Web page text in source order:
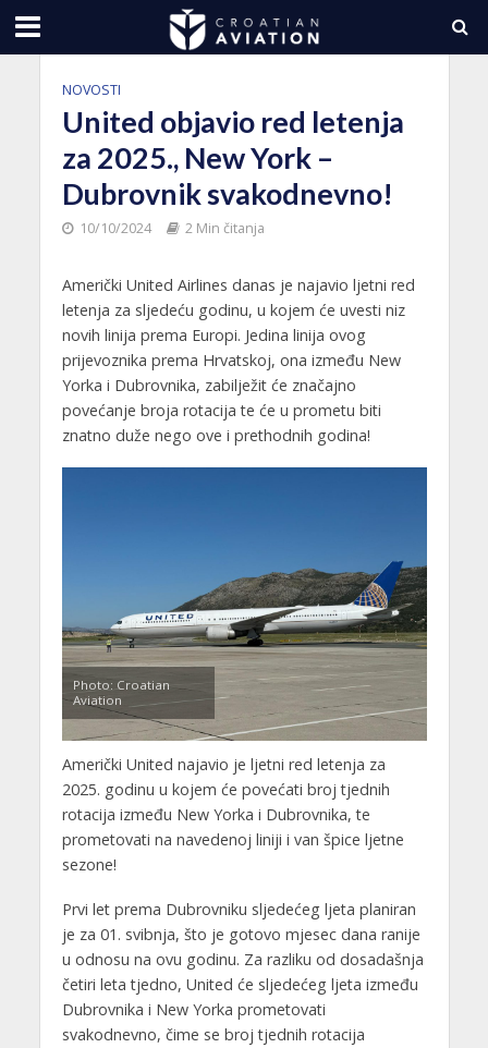
NOVOSTI
United objavio red letenja
za 2025., New York –
Dubrovnik svakodnevno!
10/10/2024 2 Min čitanja
Američki United Airlines danas je najavio ljetni red
letenja za sljedeću godinu, u kojem će uvesti niz
novih linija prema Europi. Jedina linija ovog
prijevoznika prema Hrvatskoj, ona između New
Yorka i Dubrovnika, zabilježit će značajno
povećanje broja rotacija te će u prometu biti
znatno duže nego ove i prethodnih godina!
Photo: Croatian
Aviation
Američki United najavio je ljetni red letenja za
2025. godinu u kojem će povećati broj tjednih
rotacija između New Yorka i Dubrovnika, te
prometovati na navedenoj liniji i van špice ljetne
sezone!
Prvi let prema Dubrovniku sljedećeg ljeta planiran
je za 01. svibnja, što je gotovo mjesec dana ranije
u odnosu na ovu godinu. Za razliku od dosadašnja
četiri leta tjedno, United će sljedećeg ljeta između
Dubrovnika i New Yorka prometovati
svakodnevno, čime se broj tjednih rotacija